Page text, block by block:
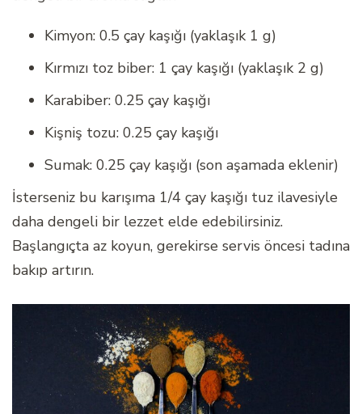
Kimyon: 0.5 çay kaşığı (yaklaşık 1 g)
Kırmızı toz biber: 1 çay kaşığı (yaklaşık 2 g)
Karabiber: 0.25 çay kaşığı
Kişniş tozu: 0.25 çay kaşığı
Sumak: 0.25 çay kaşığı (son aşamada eklenir)
İsterseniz bu karışıma 1/4 çay kaşığı tuz ilavesiyle
daha dengeli bir lezzet elde edebilirsiniz.
Başlangıçta az koyun, gerekirse servis öncesi tadına
bakıp artırın.